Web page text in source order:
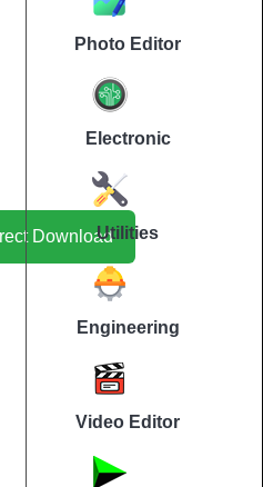
Terbaru | Direct Download
Photo Editor
Electronic
Utilities
Engineering
Video Editor